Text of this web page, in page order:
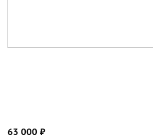
63 000 ₽